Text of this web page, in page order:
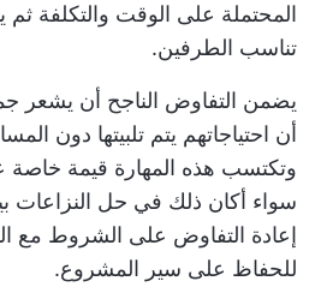
المحتملة على الوقت والتكلفة ثم
تناسب الطرفين.
يضمن التفاوض الناجح أن يشعر
أن احتياجاتهم يتم تلبيتها دون
وتكتسب هذه المهارة قيمة خاصة
سواء أكان ذلك في حل النزاعات
إعادة التفاوض على الشروط مع
للحفاظ على سير المشروع.